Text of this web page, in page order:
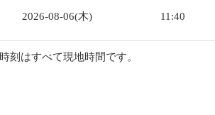
2026-08-06(木) 11:40
時刻はすべて現地時間です。